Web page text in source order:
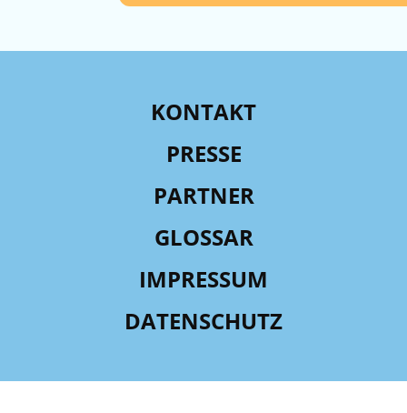
KONTAKT
PRESSE
PARTNER
GLOSSAR
IMPRESSUM
DATENSCHUTZ